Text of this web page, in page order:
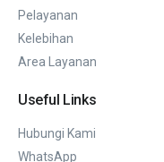
Pelayanan
Kelebihan
Area Layanan
Useful Links
Hubungi Kami
WhatsApp